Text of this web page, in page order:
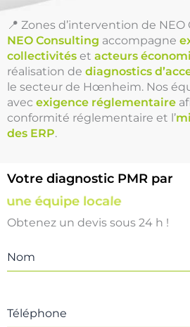
📍 Zones d’intervention de
NEO Consulting accompagne
collectivités et acteurs
réalisation de diagnostics
le secteur de Hœnheim. Nos
avec exigence réglementaire
conformité réglementaire et l’
des ERP.
Votre diagnostic PMR par
une équipe locale
Obtenez un devis sous 24 h !
Nom
Téléphone